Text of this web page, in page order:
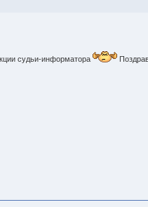
судьи-информатора